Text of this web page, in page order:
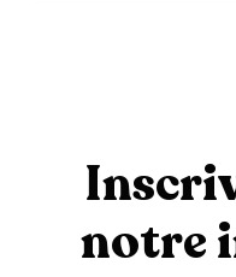
notre